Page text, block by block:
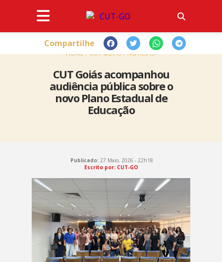
HOME CUT GOIÁS NOTÍCIAS
CUT Goiás acompanhou
audiência pública sobre o
novo Plano Estadual de
Educação
Compartilhe
Publicado: 27 Maio, 2026 - 22h18
Escrito por: CUT-GO